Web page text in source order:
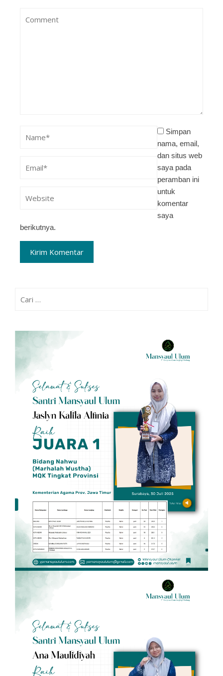
Simpan
nama, email,
dan situs web
saya pada
peramban ini
untuk
komentar
saya
berikutnya.
untuk: